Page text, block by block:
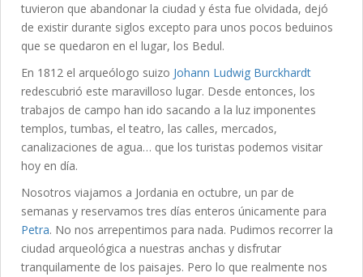
tuvieron que abandonar la ciudad y ésta fue olvidada, dejó
de existir durante siglos excepto para unos pocos beduinos
que se quedaron en el lugar, los Bedul.
En 1812 el arqueólogo suizo Johann Ludwig Burckhardt
redescubrió este maravilloso lugar. Desde entonces, los
trabajos de campo han ido sacando a la luz imponentes
templos, tumbas, el teatro, las calles, mercados,
canalizaciones de agua… que los turistas podemos visitar
hoy en día.
Nosotros viajamos a Jordania en octubre, un par de
semanas y reservamos tres días enteros únicamente para
Petra. No nos arrepentimos para nada. Pudimos recorrer la
ciudad arqueológica a nuestras anchas y disfrutar
tranquilamente de los paisajes. Pero lo que realmente nos